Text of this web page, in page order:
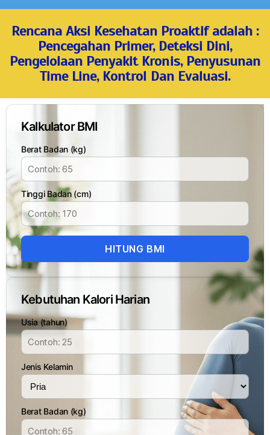
Rencana Aksi Kesehatan Proaktif adalah :
Pencegahan Primer, Deteksi Dini,
Pengelolaan Penyakit Kronis, Penyusunan
Time Line, Kontrol Dan Evaluasi.
Kalkulator BMI
Berat Badan (kg)
Tinggi Badan (cm)
HITUNG BMI
Kebutuhan Kalori Harian
Usia (tahun)
Jenis Kelamin
Berat Badan (kg)